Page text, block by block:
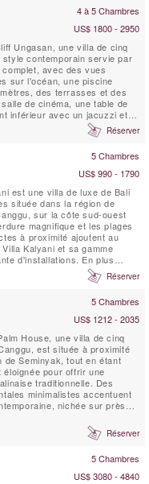
par notre chef ...4 à 5 Chambres
US$ 1800 - 2950
Ungasan, une villa de cinq
style contemporain servie par
avec des vues
sur l'océan, une piscine
des terrasses et des
de cinéma, une table de
inférieur avec un jacuzzi et
de relaxation . Cette villa
à Bali est située dans
sur la spectaculaire péninsule
Réserver
5 Chambres
US$ 990 - 1790
est une villa de luxe de Bali
située dans la région de
sur la côte sud-ouest
magnifique et les plages
à proximité ajoutent au
Kalyani et sa gamme
d'installations. En plus
raisonnable de la
commodités comme une
enceintes extérieures, une
Réserver
5 Chambres
US$ 1212 - 2035
House, une villa de cinq
est située à proximité
de Seminyak, tout en étant
éloignée pour offrir une
traditionnelle. Des
minimalistes accentuent
nichée sur près
une vue imprenable sur les
Aucun détail n’a étéRéserver
5 Chambres
US$ 3080 - 4840